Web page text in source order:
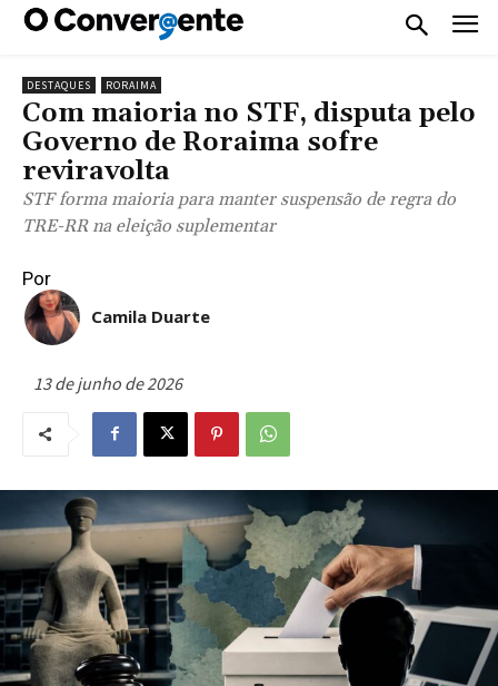
DESTAQUES RORAIMA
Com maioria no STF, disputa pelo
Governo de Roraima sofre
reviravolta
STF forma maioria para manter suspensão de regra do
TRE-RR na eleição suplementar
Por
Camila Duarte
13 de junho de 2026